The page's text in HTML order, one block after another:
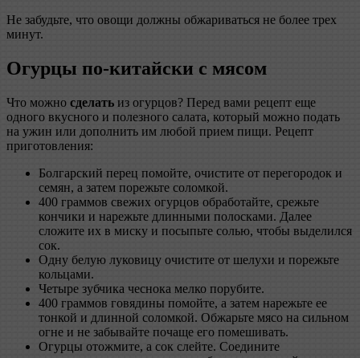
Не забудьте, что овощи должны обжариваться не более трех
минут.
Огурцы по-китайски с мясом
Что можно сделать из огурцов? Перед вами рецепт еще
одного вкусного и полезного салата, который можно подать
на ужин или дополнить им любой прием пищи. Рецепт
приготовления:
Болгарский перец помойте, очистите от перегородок и
семян, а затем порежьте соломкой.
400 граммов свежих огурцов обработайте, срежьте
кончики и нарежьте длинными полосками. Далее
сложите их в миску и посыпьте солью, чтобы выделился
сок.
Одну белую луковицу очистите от шелухи и порежьте
кольцами.
Четыре зубчика чеснока мелко порубите.
400 граммов говядины помойте, а затем нарежьте ее
тонкой и длинной соломкой. Обжарьте мясо на сильном
огне и не забывайте почаще его помешивать.
Огурцы отожмите, а сок слейте. Соедините